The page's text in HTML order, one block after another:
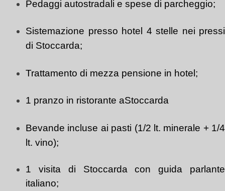
Pedaggi autostradali e spese di parcheggio;
Sistemazione presso hotel 4 stelle nei pressi
di Stoccarda;
Trattamento di mezza pensione in hotel;
1 pranzo in ristorante aStoccarda
Bevande incluse ai pasti (1/2 lt. minerale + 1/4
lt. vino);
1 visita di Stoccarda con guida parlante
italiano;